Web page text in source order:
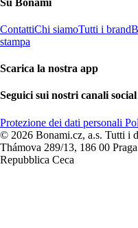
ContattiChi siamoTutti i brand
stampa
Scarica la nostra app
Seguici sui nostri canali social
Protezione dei dati personali
© 2026 Bonami.cz, a.s. Tutti i
Thámova 289/13, 186 00 Praga
Repubblica Ceca